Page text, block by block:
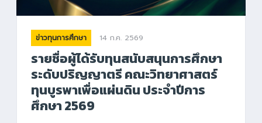
ข่าวทุนการศึกษา 14 ก.ค. 2569
รายชื่อผู้ได้รับทุนสนับสนุนการศึกษา
ระดับปริญญาตรี คณะวิทยาศาสตร์
ทุนบูรพาเพื่อแผ่นดิน ประจำปีการ
ศึกษา 2569